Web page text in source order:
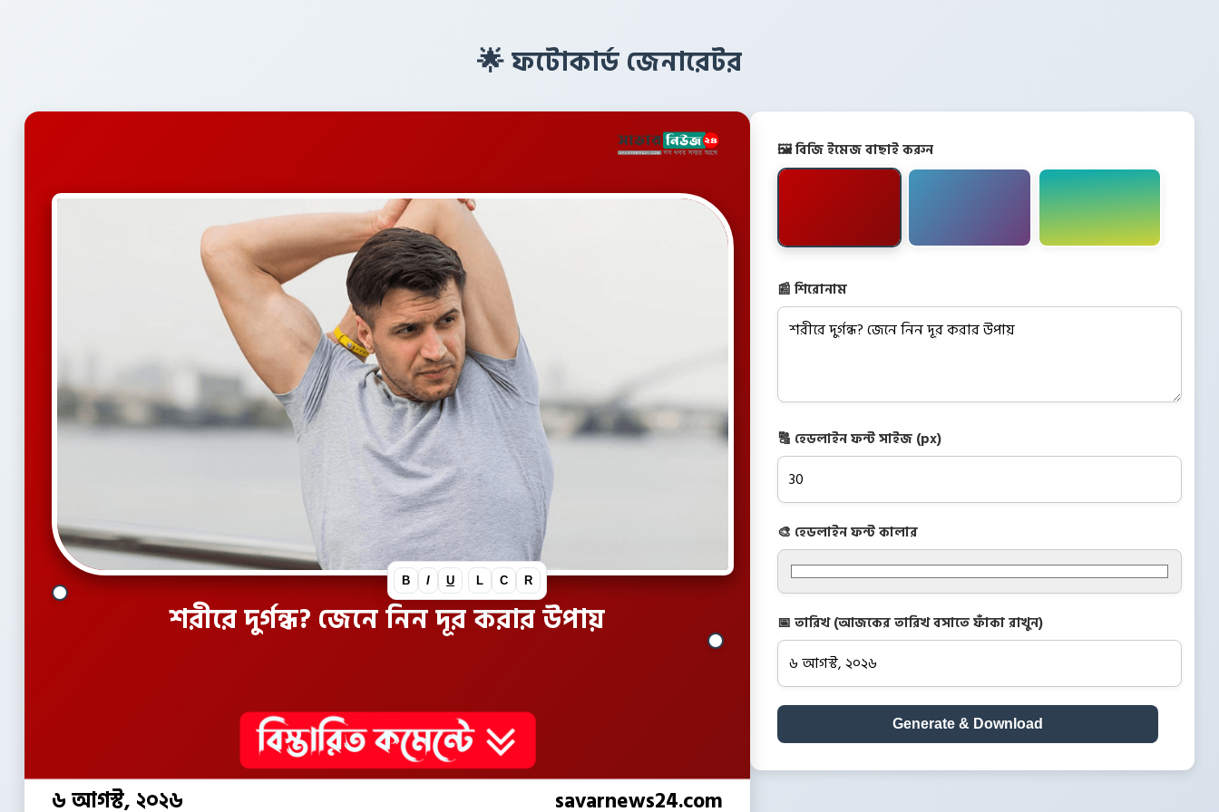
🌟 ফটোকার্ড জেনারেটর
শরীরে দুর্গন্ধ? জেনে নিন দূর করার উপায়
৬ আগস্ট, ২০২৬ savarnews24.com
B I U L C R
🖼️ বিজি ইমেজ বাছাই করুন
📰 শিরোনাম
🔠 হেডলাইন ফন্ট সাইজ (px)
🎨 হেডলাইন ফন্ট কালার
📅 তারিখ (আজকের তারিখ বসাতে ফাঁকা রাখুন)
Generate & Download